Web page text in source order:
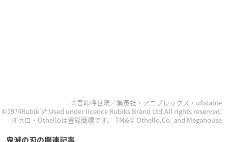
©吾峠呼世晴／集英社・アニプレックス・ufotable
©1974Rubik’s® Used under licence Rubiks Brand Ltd.All rights reserved.
オセロ・Othelloは登録商標です。 TM&© Othello,Co. and Megahouse
鬼滅の刃の関連記事